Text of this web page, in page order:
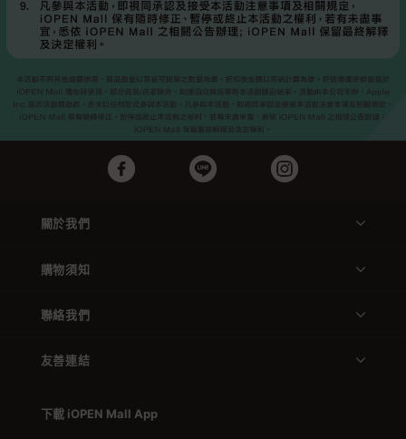
關於我們
購物須知
聯絡我們
友善連結
下載 iOPEN Mall App